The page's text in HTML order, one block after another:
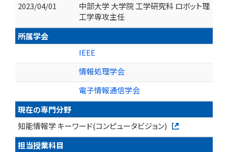
2023/04/01
中部大学 大学院 工学研究科 ロボット理
工学専攻主任
所属学会
IEEE
情報処理学会
電子情報通信学会
現在の専門分野
知能情報学 キーワード(コンピュータビジョン)
担当授業科目